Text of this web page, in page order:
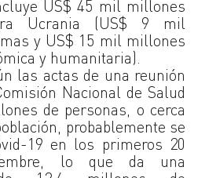
US$ 45 mil millones
Ucrania (US$ 9 mil
y US$ 15 mil millones
y humanitaria).
las actas de una reunión
Nacional de Salud
de personas, o cerca
probablemente se
19 en los primeros 20
lo que da una